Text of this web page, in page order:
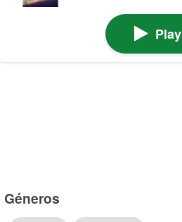
Play
Géneros